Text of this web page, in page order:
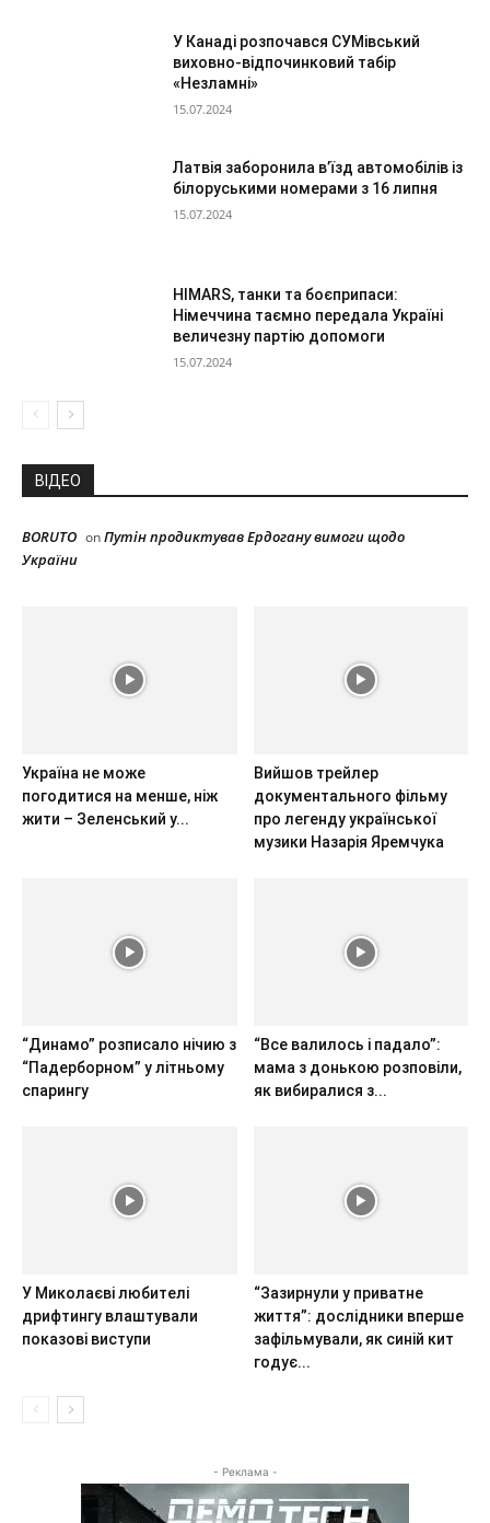
У Канаді розпочався СУМівський
виховно-відпочинковий табір
«Незламні»
15.07.2024
Латвія заборонила в’їзд автомобілів із
білоруськими номерами з 16 липня
15.07.2024
HIMARS, танки та боєприпаси:
Німеччина таємно передала Україні
величезну партію допомоги
15.07.2024
ВІДЕО
BORUTO onПутін продиктував Ердогану вимоги щодо
України
Україна не може
погодитися на менше, ніж
жити – Зеленський у...
Вийшов трейлер
документального фільму
про легенду української
музики Назарія Яремчука
“Динамо” розписало нічию з
“Падерборном” у літньому
спарингу
“Все валилось і падало”:
мама з донькою розповіли,
як вибиралися з...
У Миколаєві любителі
дрифтингу влаштували
показові виступи
“Зазирнули у приватне
життя”: дослідники вперше
зафільмували, як синій кит
годує...
- Реклама -